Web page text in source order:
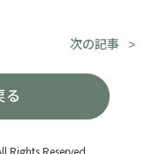
る
次の記事